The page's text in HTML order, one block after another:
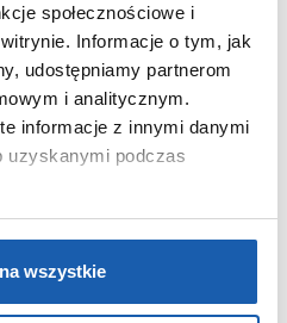
społecznościowe i
Informacje o tym, jak
udostępniamy partnerom
i analitycznym.
informacje z innymi danymi
uzyskanymi podczas
wszystkie
Zibi
w celach analitycznych,
w tym aby analizować
jej działanie oraz
preferencje.